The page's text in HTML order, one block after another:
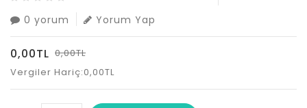
0 yorum Yorum Yap
0,00TL 0,00TL
Vergiler Hariç:0,00TL